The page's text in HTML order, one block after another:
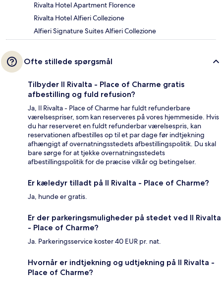
Rivalta Hotel Apartment Florence
Rivalta Hotel Alfieri Collezione
Alfieri Signature Suites Alfieri Collezione
Ofte stillede spørgsmål
Tilbyder Il Rivalta - Place of Charme gratis
afbestilling og fuld refusion?
Ja, Il Rivalta - Place of Charme har fuldt refunderbare
værelsespriser, som kan reserveres på vores hjemmeside. Hvis
du har reserveret en fuldt refunderbar værelsespris, kan
reservationen afbestilles op til et par dage før indtjekning
afhængigt af overnatningsstedets afbestillingspolitik. Du skal
bare sørge for at tjekke overnatningsstedets
afbestillingspolitik for de præcise vilkår og betingelser.
Er kæledyr tilladt på Il Rivalta - Place of Charme?
Ja, hunde er gratis.
Er der parkeringsmuligheder på stedet ved Il Rivalta
- Place of Charme?
Ja. Parkeringsservice koster 40 EUR pr. nat.
Hvornår er indtjekning og udtjekning på Il Rivalta -
Place of Charme?